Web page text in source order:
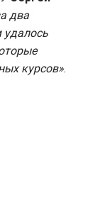
два
удалось
курсов».